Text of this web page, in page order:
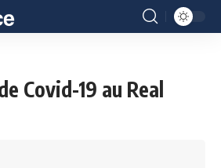
Covid-19 au Real